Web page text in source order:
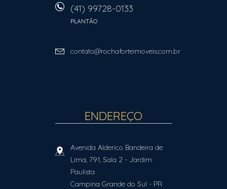
(41) 99728-0133
PLANTÃO
contato@rochaforteimoveis.com.br
ENDEREÇO
Avenida Alderico Bandeira de
Lima, 791, Sala 2 - Jardim
Paulista
Campina Grande do Sul - PR